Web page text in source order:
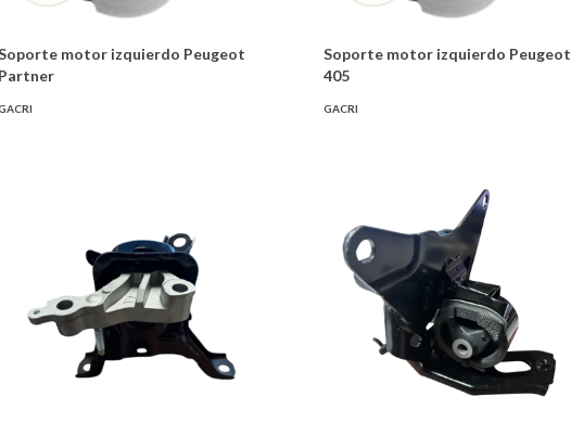
motor izquierdo Peugeot
Partner
Soporte motor izquierdo Peugeot
405
GACRI